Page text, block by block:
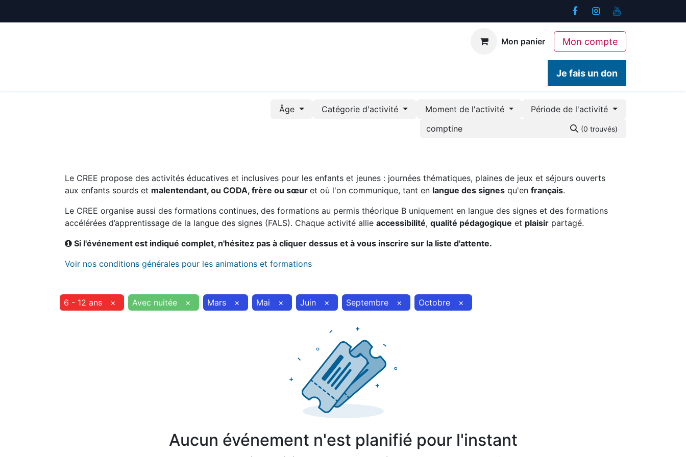
Mon panier Mon compte
Je fais un don
Âge Catégorie d'activité Moment de l'activité Période de l'activité
(0 trouvés)
Le CREE propose des activités éducatives et inclusives pour les enfants et jeunes : journées thématiques, plaines de jeux et séjours ouverts
aux enfants sourds et malentendant, ou CODA, frère ou sœur et où l'on communique, tant en langue des signes qu'en français.
Le CREE organise aussi des formations continues, des formations au permis théorique B uniquement en langue des signes et des formations
accélérées d’apprentissage de la langue des signes (FALS). Chaque activité allie accessibilité, qualité pédagogique et plaisir partagé.
Si l'événement est indiqué complet, n'hésitez pas à cliquer dessus et à vous inscrire sur la liste d'attente.
Voir nos conditions générales pour les animations et formations
6 - 12 ans × Avec nuitée × Mars × Mai × Juin × Septembre × Octobre ×
Aucun événement n'est planifié pour l'instant